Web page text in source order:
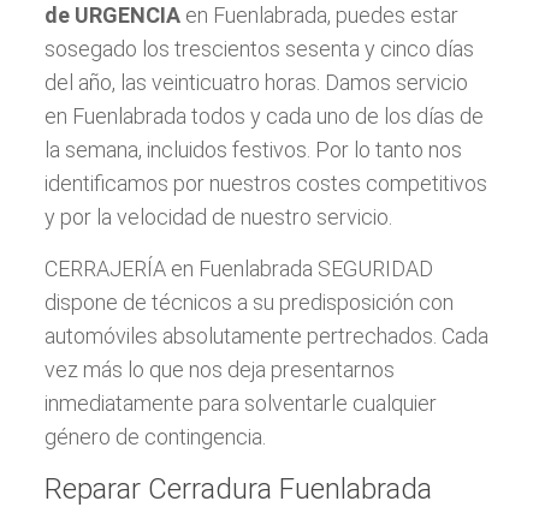
de URGENCIA en Fuenlabrada, puedes estar
sosegado los trescientos sesenta y cinco días
del año, las veinticuatro horas. Damos servicio
en Fuenlabrada todos y cada uno de los días de
la semana, incluidos festivos. Por lo tanto nos
identificamos por nuestros costes competitivos
y por la velocidad de nuestro servicio.
CERRAJERÍA en Fuenlabrada SEGURIDAD
dispone de técnicos a su predisposición con
automóviles absolutamente pertrechados. Cada
vez más lo que nos deja presentarnos
inmediatamente para solventarle cualquier
género de contingencia.
Reparar Cerradura Fuenlabrada